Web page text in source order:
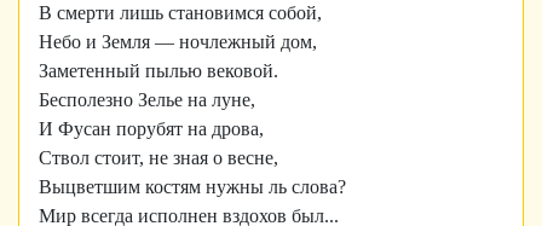
В смерти лишь становимся собой,
Небо и Земля — ночлежный дом,
Заметенный пылью вековой.
Бесполезно Зелье на луне,
И Фусан порубят на дрова,
Ствол стоит, не зная о весне,
Выцветшим костям нужны ль слова?
Мир всегда исполнен вздохов был...